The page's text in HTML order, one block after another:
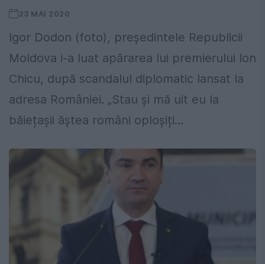
23 MAI 2020
Igor Dodon (foto), președintele Republicii
Moldova i-a luat apărarea lui premierului Ion
Chicu, după scandalul diplomatic lansat la
adresa României. „Stau și mă uit eu la
băiețașii ăștea români oploșiți...